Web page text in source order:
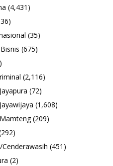
(4,431)
(35)
(675)
(2,116)
(72)
(1,608)
(209)
Cenderawasih (451)
(2)